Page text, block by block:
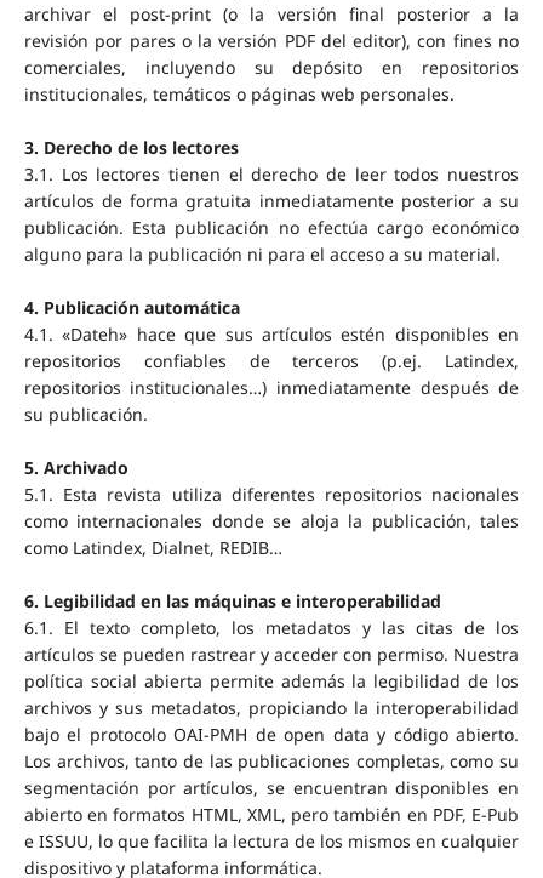
archivar el post-print (o la versión final posterior a la
revisión por pares o la versión PDF del editor), con fines no
comerciales, incluyendo su depósito en repositorios
institucionales, temáticos o páginas web personales.
3. Derecho de los lectores
3.1. Los lectores tienen el derecho de leer todos nuestros
artículos de forma gratuita inmediatamente posterior a su
publicación. Esta publicación no efectúa cargo económico
alguno para la publicación ni para el acceso a su material.
4. Publicación automática
4.1. «Dateh» hace que sus artículos estén disponibles en
repositorios confiables de terceros (p.ej. Latindex,
repositorios institucionales…) inmediatamente después de
su publicación.
5. Archivado
5.1. Esta revista utiliza diferentes repositorios nacionales
como internacionales donde se aloja la publicación, tales
como Latindex, Dialnet, REDIB…
6. Legibilidad en las máquinas e interoperabilidad
6.1. El texto completo, los metadatos y las citas de los
artículos se pueden rastrear y acceder con permiso. Nuestra
política social abierta permite además la legibilidad de los
archivos y sus metadatos, propiciando la interoperabilidad
bajo el protocolo OAI-PMH de open data y código abierto.
Los archivos, tanto de las publicaciones completas, como su
segmentación por artículos, se encuentran disponibles en
abierto en formatos HTML, XML, pero también en PDF, E-Pub
e ISSUU, lo que facilita la lectura de los mismos en cualquier
dispositivo y plataforma informática.